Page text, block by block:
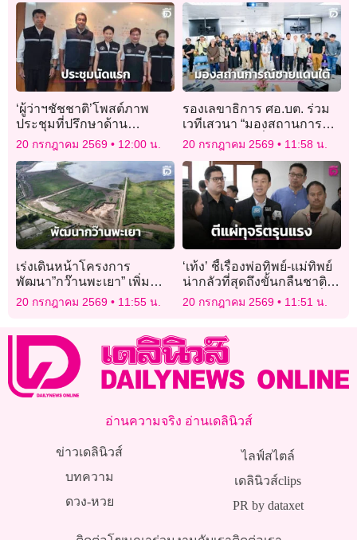
‘ผู้ว่าฯชัชชาติ’โพสต์ภาพ
ประชุมที่ปรึกษาด้าน
สาธารณสุขนัดแรก
20 กรกฎาคม 2569 12:00 น.
รองเลขาธิการ ศอ.บต. ร่วม
เวทีเสวนา “มองสถานการณ์
ชายแดนใต้ ซีซั่นใหม่ – ข้อ
ท้าทายและความหวัง”
20 กรกฎาคม 2569 11:58 น.
เร่งเดินหน้าโครงการ
พัฒนา”กว๊านพะเยา” เพิ่ม
ประสิทธิภาพบริหารจัดการ
20 กรกฎาคม 2569 11:55 น.
‘เท้ง’ ชี้เรื่องพ่อทิพย์-แม่ทิพย์
น่ากลัวที่สุดถึงขั้นกลืนชาติ
ตีแผ่ทุจริต แย่งสวัสดิการที่
ต้องได้ตั้งแต่เกิดจนตาย
20 กรกฎาคม 2569 11:51 น.
อ่านความจริง อ่านเดลินิวส์
ข่าวเดลินิวส์
บทความ
ดวง-หวย
ไลฟ์สไตล์
เดลินิวส์clips
PR by dataxet